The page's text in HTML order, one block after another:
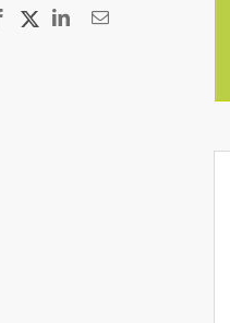
Facebook
X LinkedInEmail